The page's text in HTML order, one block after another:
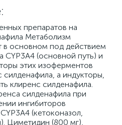
препаратов на
Метаболизм
в основном под действием
(основной путь) и
этих изоферментов
силденафила, а индукторы,
клиренс силденафила.
силденафила при
ингибиторов
(кетоконазол,
Циметидин (800 мг),